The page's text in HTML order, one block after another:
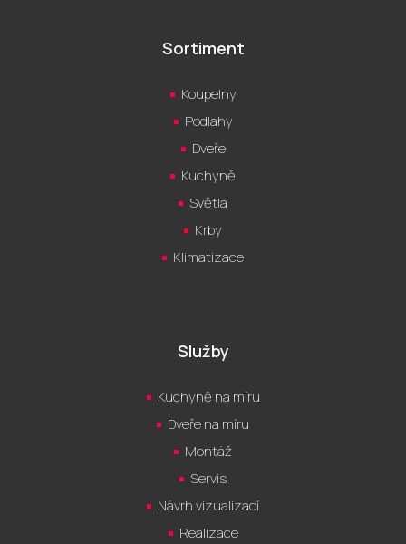
Sortiment
Koupelny
Podlahy
Dveře
Kuchyně
Světla
Krby
Klimatizace
Služby
Kuchyně na míru
Dveře na míru
Montáž
Servis
Návrh vizualizací
Realizace